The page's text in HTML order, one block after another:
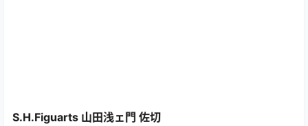
S.H.Figuarts 山田浅ェ門 佐切